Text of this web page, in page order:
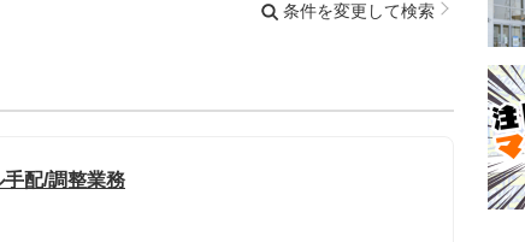
条件を変更して検索
配/調整業務